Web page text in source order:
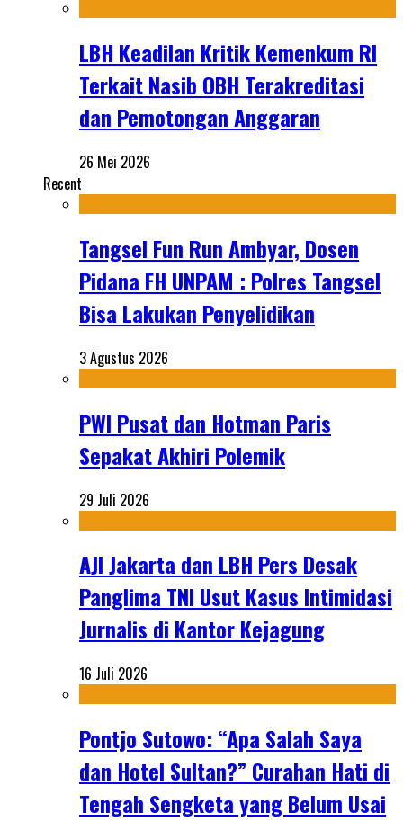
LBH Keadilan Kritik Kemenkum RI
Terkait Nasib OBH Terakreditasi
dan Pemotongan Anggaran
26 Mei 2026
Recent
Tangsel Fun Run Ambyar, Dosen
Pidana FH UNPAM : Polres Tangsel
Bisa Lakukan Penyelidikan
3 Agustus 2026
PWI Pusat dan Hotman Paris
Sepakat Akhiri Polemik
29 Juli 2026
AJI Jakarta dan LBH Pers Desak
Panglima TNI Usut Kasus Intimidasi
Jurnalis di Kantor Kejagung
16 Juli 2026
Pontjo Sutowo: “Apa Salah Saya
dan Hotel Sultan?” Curahan Hati di
Tengah Sengketa yang Belum Usai